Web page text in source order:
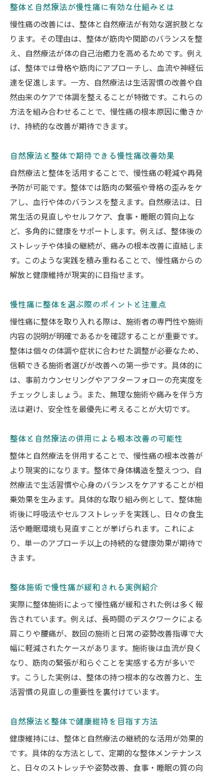
自然療法と整体の基本的な考え方と違い
整体と自然療法の施術法を比較して選ぶコ
ツ
自然療法とは何か整体との関係性を解説
整体と自然療法の効果の違いを詳しく解説
自然療法の特徴と整体選びのポイント
整体を活用した自然療法の実践的アドバイ
ス
整体施術後に実感できる体の変化と効果
慢性痛に整体がもたらす体調改善の実感と
は
整体で体のバランスと自然治癒力が整う理
由
整体施術後の持続的な変化を感じるポイン
ト
整体の効果を最大限に引き出す生活習慣の
工夫
自然整体のメリットと他施術との違いを解
説
整体選びで重視すべき自然療法の視点とは
自然整体の効果と口コミ情報の見極め方
自然整体を受ける前の注意点と準備ポイン
ト
理由
自然整体を選ぶ際の信頼性と安全性の確認
方法
脳脊髄液調整法の特徴と口コミ解説
整体の一手法脳脊髄液調整法の基本を解説
脳脊髄液調整法と整体の違いを知るポイン
ト
整体と脳脊髄液調整法の口コミから見る効
脳脊髄液調整法が慢性痛に有効な理由とは
整体選びで脳脊髄液調整法を意識するコツ
実際の口コミで知る整体・脳脊髄液調整法
体験談
セルフケアに役立つ自然療法DVD情報
整体のセルフケアに最適な自然療法DVD活
用法
自然療法DVDで整体の知識と実践力を高め
整体や自然療法のセルフケアを続けるコツ
自然療法DVDを選ぶポイントと活用メリッ
ト
整体DVDで自己管理する自然療法の基本
整体と自然療法が慢性痛に有効な仕組みとは
慢性痛の改善には、整体と自然療法が有効な選択肢とな
ります。その理由は、整体が筋肉や関節のバランスを整
え、自然療法が体の自己治癒力を高めるためです。例え
ば、整体では骨格や筋肉にアプローチし、血流や神経伝
達を促進します。一方、自然療法は生活習慣の改善や自
然由来のケアで体調を整えることが特徴です。これらの
方法を組み合わせることで、慢性痛の根本原因に働きか
け、持続的な改善が期待できます。
自然療法と整体で期待できる慢性痛改善効果
自然療法と整体を活用することで、慢性痛の軽減や再発
予防が可能です。整体では筋肉の緊張や骨格の歪みをケ
アし、血行や体のバランスを整えます。自然療法は、日
常生活の見直しやセルフケア、食事・睡眠の質向上な
ど、多角的に健康をサポートします。例えば、整体後の
ストレッチや体操の継続が、痛みの根本改善に直結しま
す。このような実践を積み重ねることで、慢性痛からの
解放と健康維持が現実的に目指せます。
慢性痛に整体を選ぶ際のポイントと注意点
慢性痛に整体を取り入れる際は、施術者の専門性や施術
内容の説明が明確であるかを確認することが重要です。
整体は個々の体調や症状に合わせた調整が必要なため、
信頼できる施術者選びが改善への第一歩です。具体的に
は、事前カウンセリングやアフターフォローの充実度を
チェックしましょう。また、無理な施術や痛みを伴う方
法は避け、安全性を最優先に考えることが大切です。
整体と自然療法の併用による根本改善の可能性
整体と自然療法を併用することで、慢性痛の根本改善が
より現実的になります。整体で身体構造を整えつつ、自
然療法で生活習慣や心身のバランスをケアすることが相
乗効果を生みます。具体的な取り組み例として、整体施
術後に呼吸法やセルフストレッチを実践し、日々の食生
活や睡眠環境も見直すことが挙げられます。これによ
り、単一のアプローチ以上の持続的な健康効果が期待で
きます。
整体施術で慢性痛が緩和される実例紹介
実際に整体施術によって慢性痛が緩和された例は多く報
告されています。例えば、長時間のデスクワークによる
肩こりや腰痛が、数回の施術と日常の姿勢改善指導で大
幅に軽減されたケースがあります。施術後は血流が良く
なり、筋肉の緊張が和らぐことを実感する方が多いで
す。こうした実例は、整体の持つ根本的な改善力と、生
活習慣の見直しの重要性を裏付けています。
自然療法と整体で健康維持を目指す方法
健康維持には、整体と自然療法の継続的な活用が効果的
です。具体的な方法として、定期的な整体メンテナンス
と、日々のストレッチや姿勢改善、食事・睡眠の質の向